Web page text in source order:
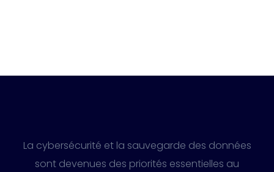
La cybersécurité et la sauvegarde des données
sont devenues des priorités essentielles au